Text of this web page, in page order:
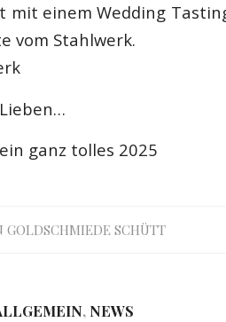
mit einem Wedding
vom Stahlwerk.
ganz tolles 2025
GOLDSCHMIEDE SCHÜTT
, NEWS